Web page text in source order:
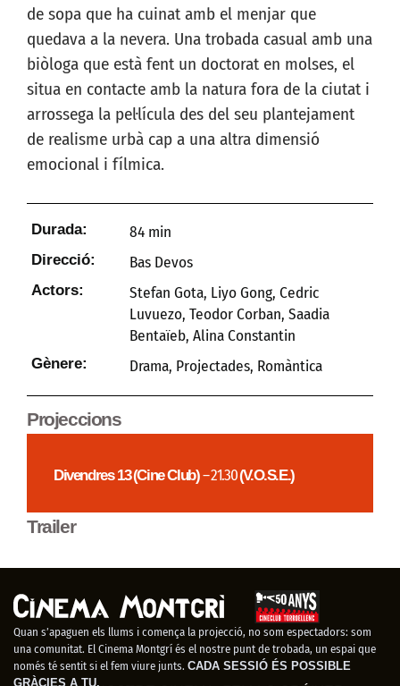
de sopa que ha cuinat amb el menjar que
quedava a la nevera. Una trobada casual amb una
biòloga que està fent un doctorat en molses, el
situa en contacte amb la natura fora de la ciutat i
arrossega la pel·lícula des del seu plantejament
de realisme urbà cap a una altra dimensió
emocional i fílmica.
Durada: 84 min
Direcció: Bas Devos
Actors:
Stefan Gota, Liyo Gong, Cedric
Luvuezo, Teodor Corban, Saadia
Bentaïeb, Alina Constantin
Gènere: Drama, Projectades, Romàntica
Projeccions
Divendres 13(Cine Club)– 21.30(V.O.S.E.)
Trailer
Quan s’apaguen els llums i comença la projecció, no som espectadors: som
una comunitat. El Cinema Montgrí és el nostre punt de trobada, un espai que
només té sentit si el fem viure junts. CADA SESSIÓ ÉS POSSIBLE
GRÀCIES A TU.